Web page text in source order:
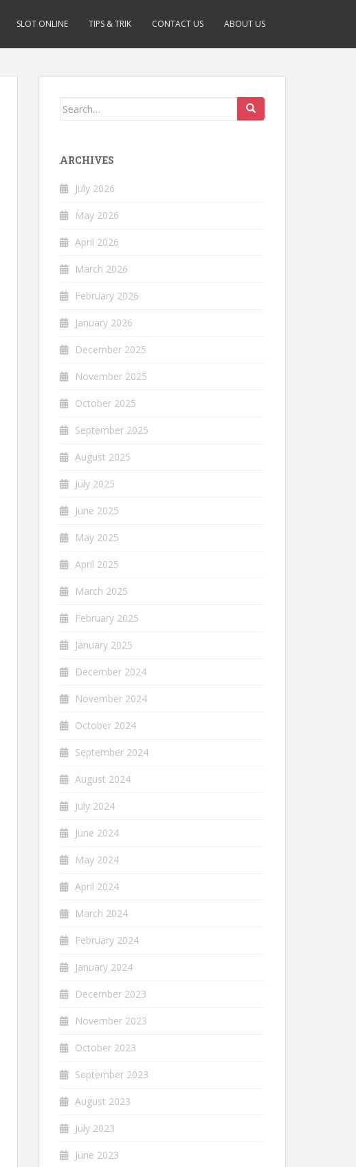
SLOT ONLINE TIPS & TRIK CONTACT US ABOUT US
Search
ARCHIVES
July 2026
May 2026
April 2026
March 2026
February 2026
January 2026
December 2025
November 2025
October 2025
September 2025
August 2025
July 2025
June 2025
May 2025
April 2025
March 2025
February 2025
January 2025
December 2024
November 2024
October 2024
September 2024
August 2024
July 2024
June 2024
May 2024
April 2024
March 2024
February 2024
January 2024
December 2023
November 2023
October 2023
September 2023
August 2023
July 2023
June 2023